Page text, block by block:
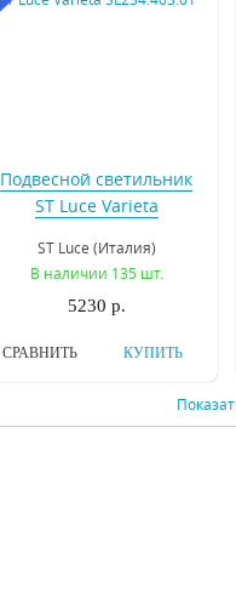
Подвесной светильник
ST Luce Varieta
ST Luce (Италия)
В наличии 135 шт.
5230 р.
КУПИТЬ
СРАВНИТЬ